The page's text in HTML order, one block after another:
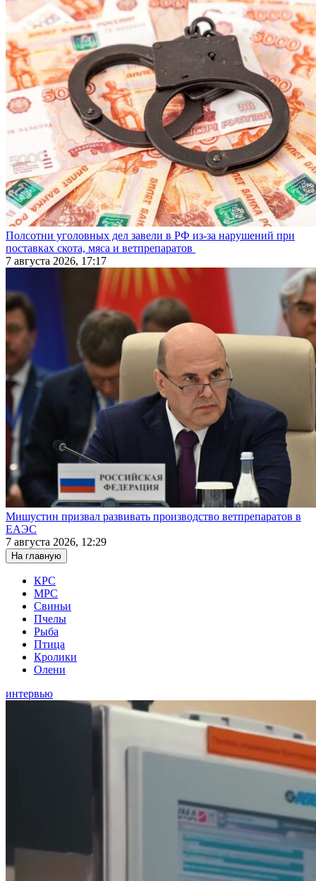
Полсотни уголовных дел завели в РФ из-за нарушений при
поставках скота, мяса и ветпрепаратов
7 августа 2026, 17:17
Мишустин призвал развивать производство ветпрепаратов в
ЕАЭС
7 августа 2026, 12:29
На главную
КРС
МРС
Свиньи
Пчелы
Рыба
Птица
Кролики
Олени
интервью